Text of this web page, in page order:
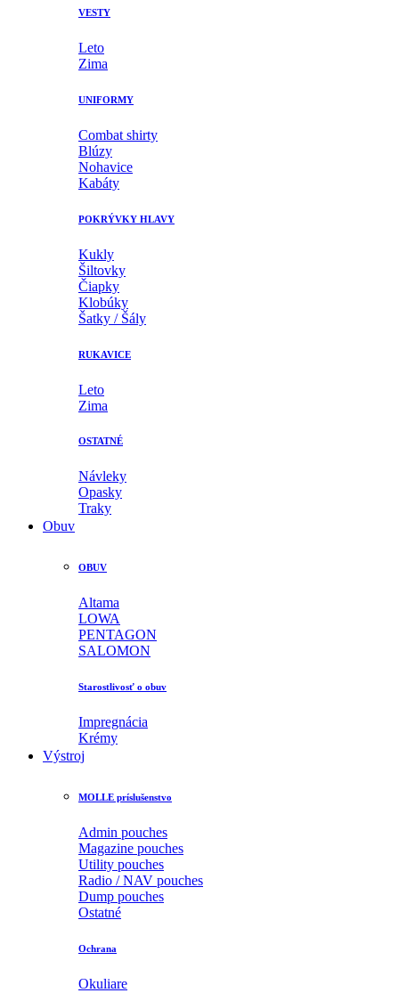
VESTY
Leto
Zima
UNIFORMY
Combat shirty
Blúzy
Nohavice
Kabáty
POKRÝVKY HLAVY
Kukly
Šiltovky
Čiapky
Klobúky
Šatky / Šály
RUKAVICE
Leto
Zima
OSTATNÉ
Návleky
Opasky
Traky
Obuv
OBUV
Altama
LOWA
PENTAGON
SALOMON
Starostlivosť o obuv
Impregnácia
Krémy
Výstroj
MOLLE príslušenstvo
Admin pouches
Magazine pouches
Utility pouches
Radio / NAV pouches
Dump pouches
Ostatné
Ochrana
Okuliare